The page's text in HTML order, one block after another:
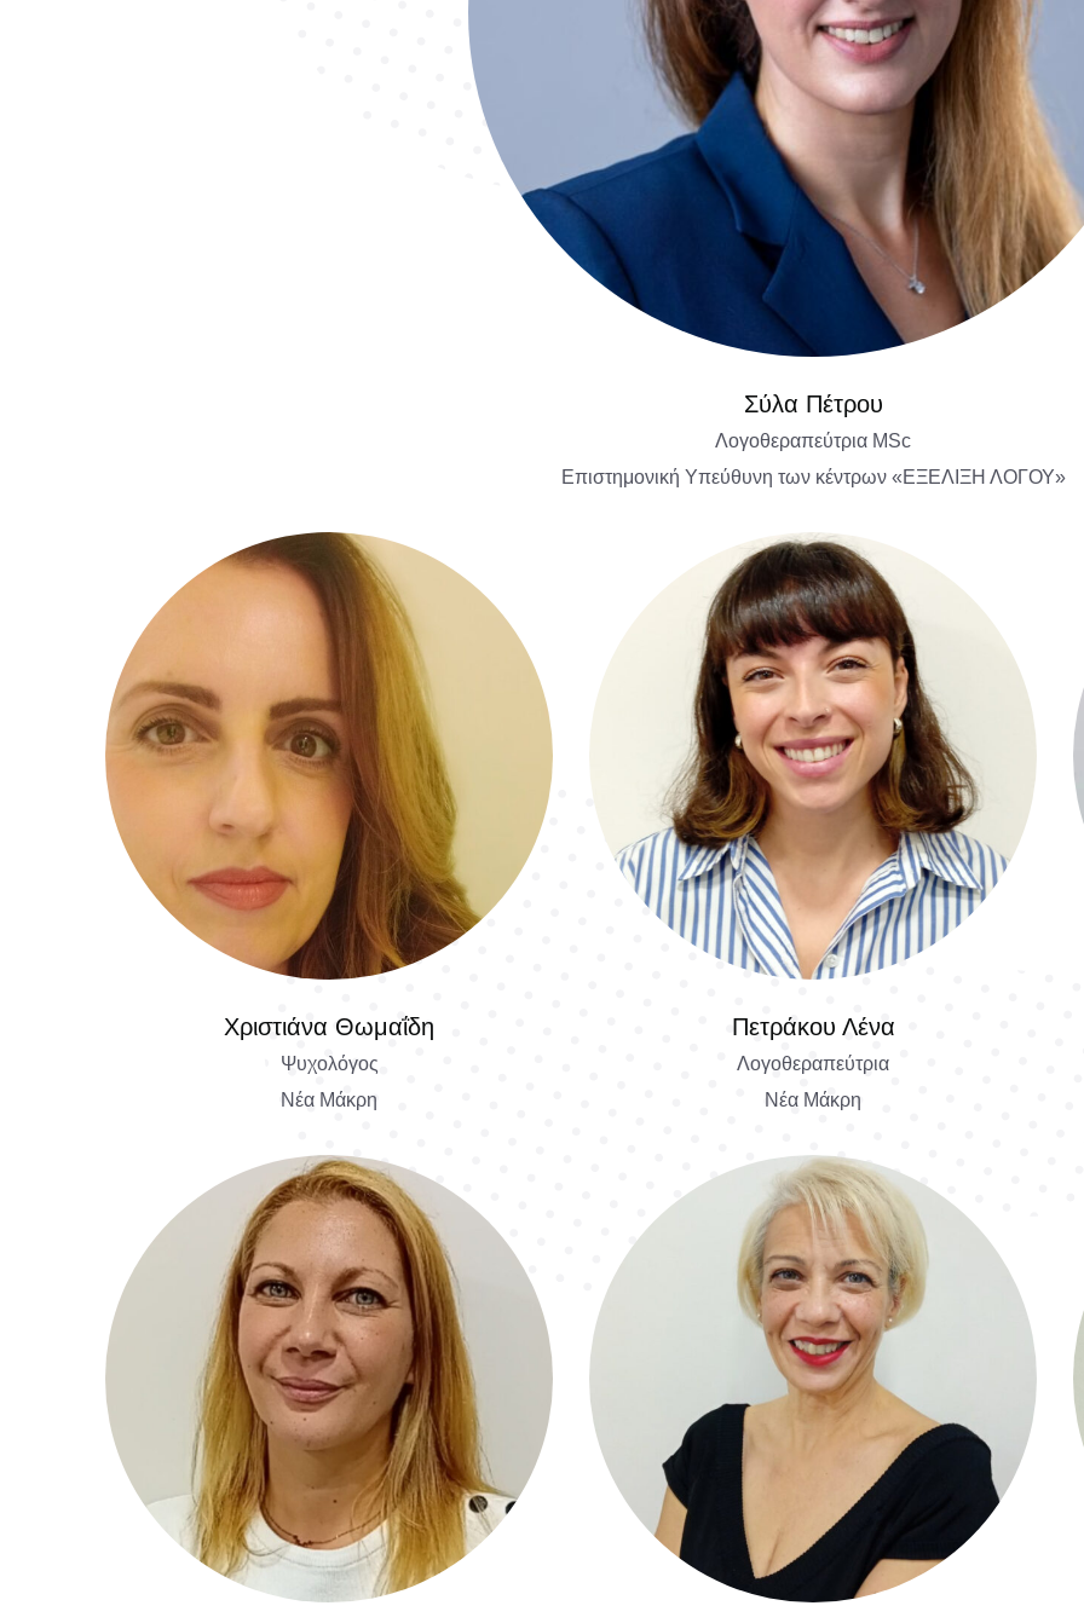
Σύλα Πέτρου
Λογοθεραπεύτρια MSc
Επιστημονική Υπεύθυνη των κέντρων «ΕΞΕΛΙΞΗ ΛΟΓΟΥ»
Χριστιάνα Θωμαΐδη
Ψυχολόγος
Νέα Μάκρη
Πετράκου Λένα
Λογοθεραπεύτρια
Νέα Μάκρη